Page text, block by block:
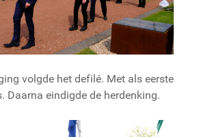
volgde het defilé. Met als eerste
Daarna eindigde de herdenking.